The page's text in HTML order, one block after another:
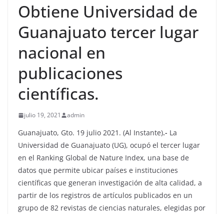
Obtiene Universidad de
Guanajuato tercer lugar
nacional en
publicaciones
científicas.
julio 19, 2021 admin
Guanajuato, Gto. 19 julio 2021. (Al Instante).- La
Universidad de Guanajuato (UG), ocupó el tercer lugar
en el Ranking Global de Nature Index, una base de
datos que permite ubicar países e instituciones
científicas que generan investigación de alta calidad, a
partir de los registros de artículos publicados en un
grupo de 82 revistas de ciencias naturales, elegidas por